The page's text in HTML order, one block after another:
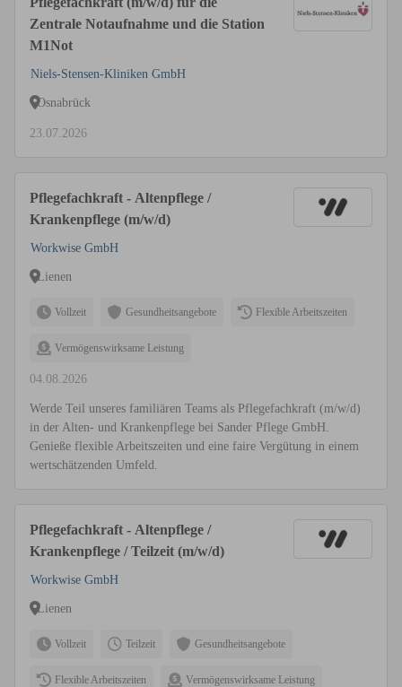
Zentrale Notaufnahme und die Station
M1Not
Niels-Stensen-Kliniken GmbH
Osnabrück
23.07.2026
Pflegefachkraft - Altenpflege /
Krankenpflege (m/w/d)
Workwise GmbH
Lienen
Vollzeit Gesundheitsangebote Flexible Arbeitszeiten
Vermögenswirksame Leistung
04.08.2026
Werde Teil unseres familiären Teams als Pflegefachkraft (m/w/d)
in der Alten- und Krankenpflege bei Sander Pflege GmbH.
Genieße flexible Arbeitszeiten und eine faire Vergütung in einem
wertschätzenden Umfeld.
Pflegefachkraft - Altenpflege /
Krankenpflege / Teilzeit (m/w/d)
Workwise GmbH
Lienen
Vollzeit Teilzeit Gesundheitsangebote
Flexible Arbeitszeiten Vermögenswirksame Leistung